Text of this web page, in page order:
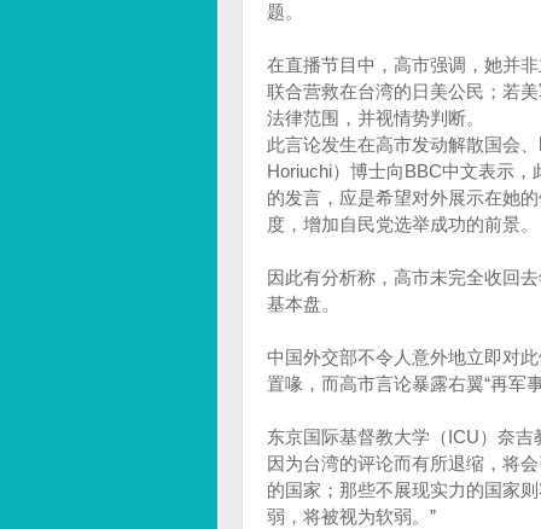
题。
在直播节目中，高市强调，她并
联合营救在台湾的日美公民；若
法律范围，并视情势判断。
此言论发生在高市发动解散国会
Horiuchi）博士向BBC中文表示
的发言，应是希望对外展示在她
度，增加自民党选举成功的前景。
因此有分析称，高市未完全收回
基本盘。
中国外交部不令人意外地立即对
置喙，而高市言论暴露右翼“再军
东京国际基督教大学（ICU）奈
因为台湾的评论而有所退缩，将
的国家；那些不展现实力的国家
弱，将被视为软弱。”